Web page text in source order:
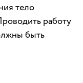
тело
работу
быть